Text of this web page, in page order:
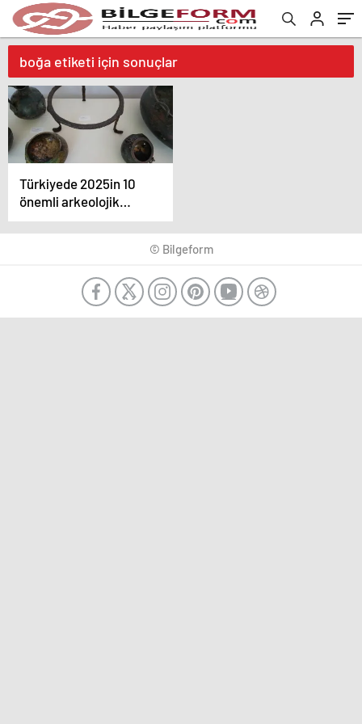
boğa etiketi için sonuçlar
Türkiyede 2025in 10
önemli arkeolojik
keşfi
© Bilgeform